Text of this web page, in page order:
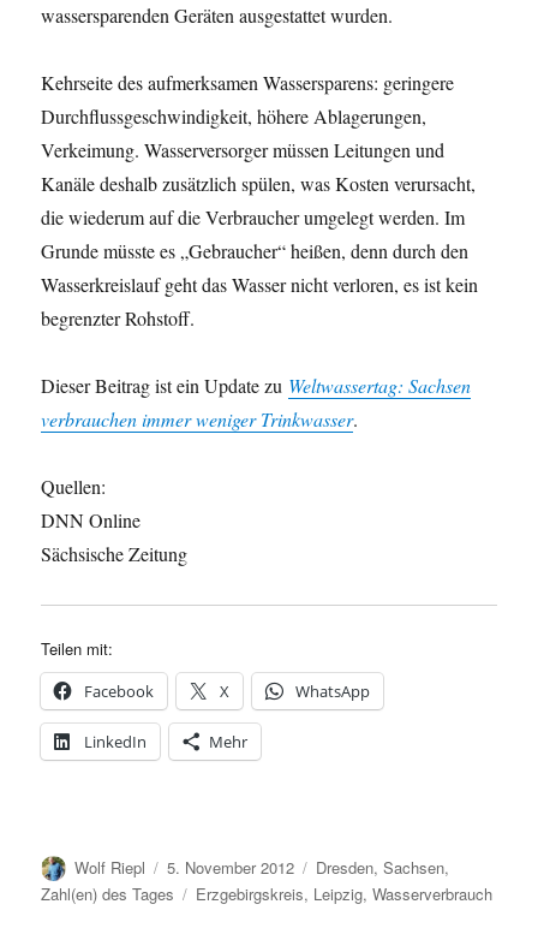
wassersparenden Geräten ausgestattet wurden.
Kehrseite des aufmerksamen Wassersparens: geringere
Durchflussgeschwindigkeit, höhere Ablagerungen,
Verkeimung. Wasserversorger müssen Leitungen und
Kanäle deshalb zusätzlich spülen, was Kosten verursacht,
die wiederum auf die Verbraucher umgelegt werden. Im
Grunde müsste es „Gebraucher“ heißen, denn durch den
Wasserkreislauf geht das Wasser nicht verloren, es ist kein
begrenzter Rohstoff.
Dieser Beitrag ist ein Update zu Weltwassertag: Sachsen
verbrauchen immer weniger Trinkwasser.
Quellen:
DNN Online
Sächsische Zeitung
Teilen mit:
Facebook X WhatsApp
LinkedIn Mehr
Autor
Wolf Riepl
Veröffentlicht
am
5. November 2012 Kategorien
Dresden,Sachsen,
Zahl(en) des Tages
Schlagwörter
Erzgebirgskreis, Leipzig,Wasserverbrauch